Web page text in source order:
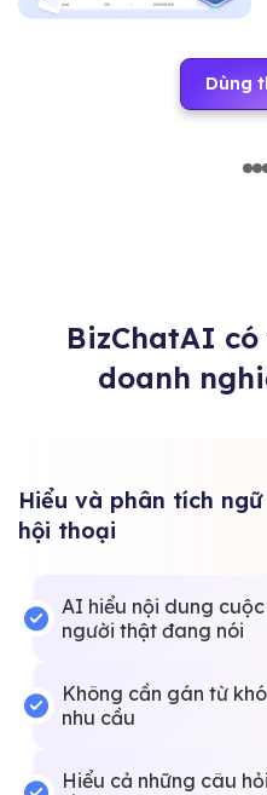
Dùng
BizChatAI
doanh
Hiểu và phân tích
hội thoại
AI hiểu nội dung
người thật đang nói
Không cần gán từ
nhu cầu
Hiểu cả những câu